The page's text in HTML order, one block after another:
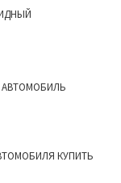
КУПИТЬ